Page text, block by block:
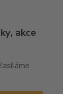
akce